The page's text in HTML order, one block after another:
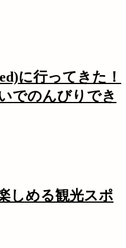
に行ってきた！
でのんびりでき
しめる観光スポ